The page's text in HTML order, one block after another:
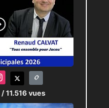
/ 11.516 vues